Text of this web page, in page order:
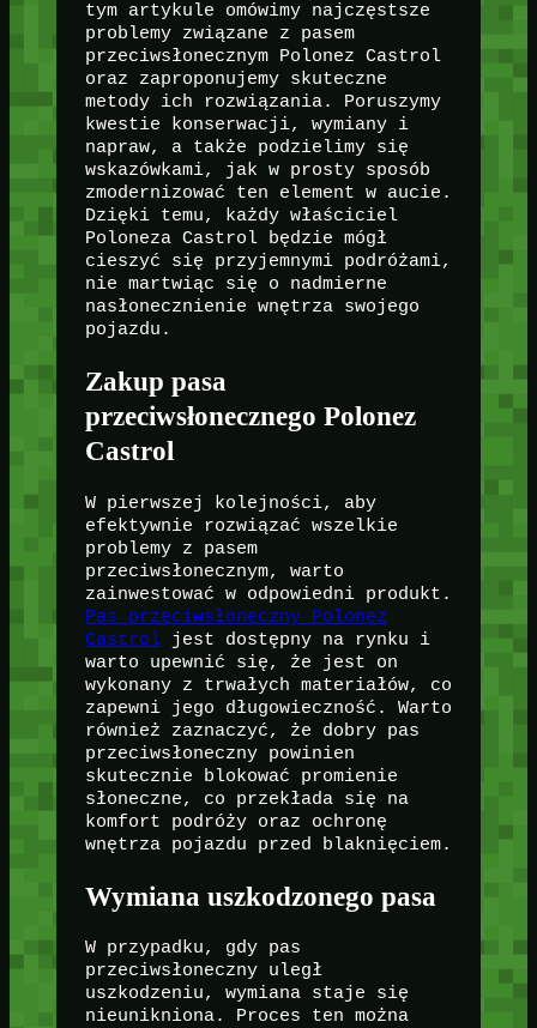
tym artykule omówimy najczęstsze
problemy związane z pasem
przeciwsłonecznym Polonez Castrol
oraz zaproponujemy skuteczne
metody ich rozwiązania. Poruszymy
kwestie konserwacji, wymiany i
napraw, a także podzielimy się
wskazówkami, jak w prosty sposób
zmodernizować ten element w aucie.
Dzięki temu, każdy właściciel
Poloneza Castrol będzie mógł
cieszyć się przyjemnymi podróżami,
nie martwiąc się o nadmierne
nasłonecznienie wnętrza swojego
pojazdu.
Zakup pasa
przeciwsłonecznego Polonez
Castrol
W pierwszej kolejności, aby
efektywnie rozwiązać wszelkie
problemy z pasem
przeciwsłonecznym, warto
zainwestować w odpowiedni produkt.
Pas przeciwsłoneczny Polonez
Castroljest dostępny na rynku i
warto upewnić się, że jest on
wykonany z trwałych materiałów, co
zapewni jego długowieczność. Warto
również zaznaczyć, że dobry pas
przeciwsłoneczny powinien
skutecznie blokować promienie
słoneczne, co przekłada się na
komfort podróży oraz ochronę
wnętrza pojazdu przed blaknięciem.
Wymiana uszkodzonego pasa
W przypadku, gdy pas
przeciwsłoneczny uległ
uszkodzeniu, wymiana staje się
nieunikniona. Proces ten można